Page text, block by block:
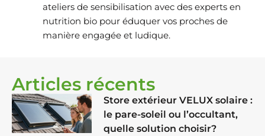
Articles récents
Store extérieur VELUX solaire :
le pare-soleil ou l’occultant,
quelle solution choisir?
ateliers de sensibilisation avec des experts en
nutrition bio pour éduquer vos proches de
manière engagée et ludique.